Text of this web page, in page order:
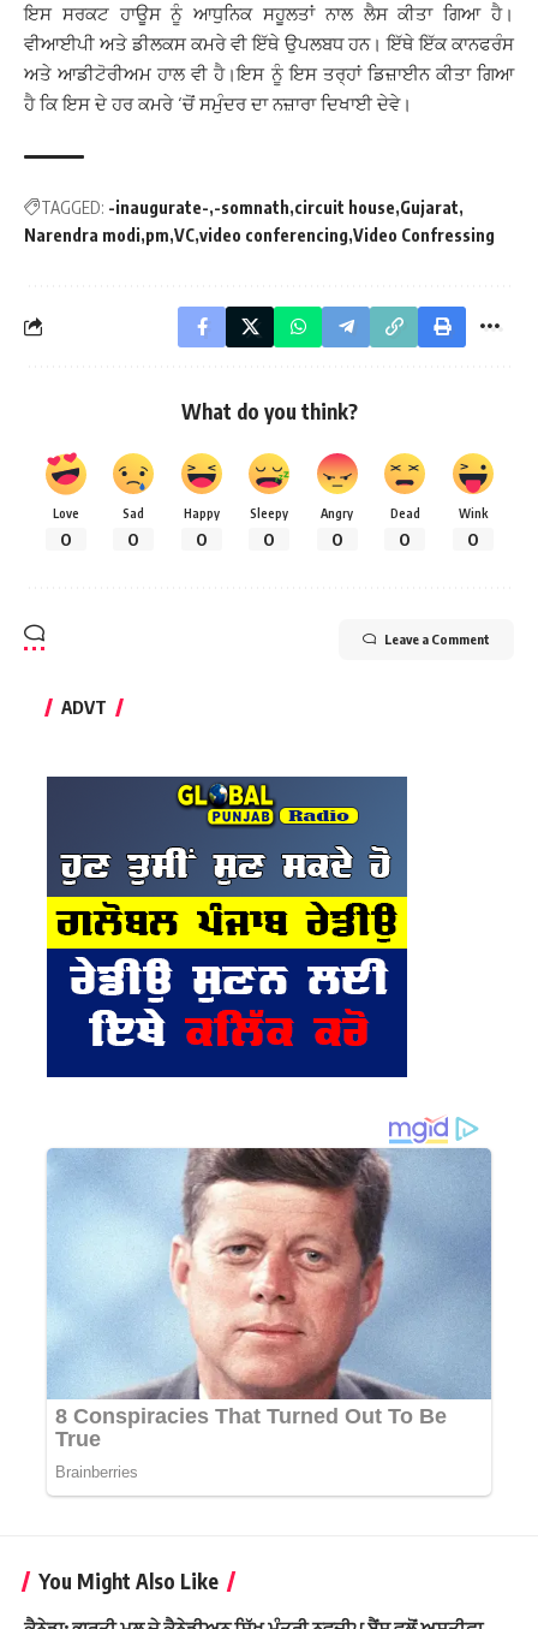
ਇਸ ਸਰਕਟ ਹਾਊਸ ਨੂੰ ਆਧੁਨਿਕ ਸਹੂਲਤਾਂ ਨਾਲ ਲੈਸ ਕੀਤਾ ਗਿਆ ਹੈ।
ਵੀਆਈਪੀ ਅਤੇ ਡੀਲਕਸ ਕਮਰੇ ਵੀ ਇੱਥੇ ਉਪਲਬਧ ਹਨ।ਇੱਥੇ ਇੱਕ ਕਾਨਫਰੰਸ
ਅਤੇ ਆਡੀਟੋਰੀਅਮ ਹਾਲ ਵੀ ਹੈ।ਇਸ ਨੂੰ ਇਸ ਤਰ੍ਹਾਂ ਡਿਜ਼ਾਈਨ ਕੀਤਾ ਗਿਆ
ਹੈ ਕਿ ਇਸ ਦੇ ਹਰ ਕਮਰੇ ‘ਚੋਂ ਸਮੁੰਦਰ ਦਾ ਨਜ਼ਾਰਾ ਦਿਖਾਈ ਦੇਵੇ।
TAGGED: -inaugurate- -somnath circuit house Gujarat
Narendra modi pm VC video conferencing Video Confressing
What do you think?
Love
0
Sad
0
Happy
0
Sleepy
0
Angry
0
Dead
0
Wink
0
Leave a Comment
ADVT
You Might Also Like